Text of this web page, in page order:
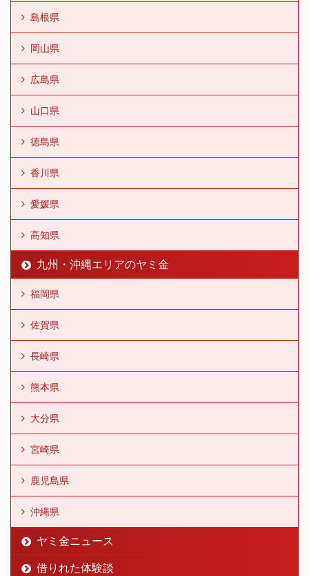
島根県
岡山県
広島県
山口県
徳島県
香川県
愛媛県
高知県
九州・沖縄エリアのヤミ金
福岡県
佐賀県
長崎県
熊本県
大分県
宮崎県
鹿児島県
沖縄県
ヤミ金ニュース
借りれた体験談